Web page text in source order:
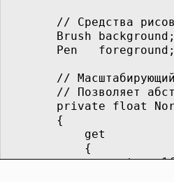
}
// Очищаем
float scale =
// Сдвиги для
float shift =
float shiftX =
float shiftY =
// Рисуем все линии,
// Средства
Brush background;
Pen foreground; //
// Масштабирующий
// Позволяет
private float
{
get
{
return 1f /